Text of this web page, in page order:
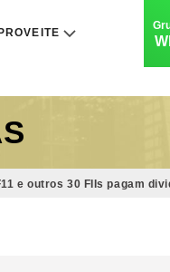
e outros 30 FIIs pagam